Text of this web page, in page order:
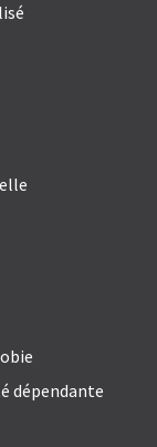
dépendante